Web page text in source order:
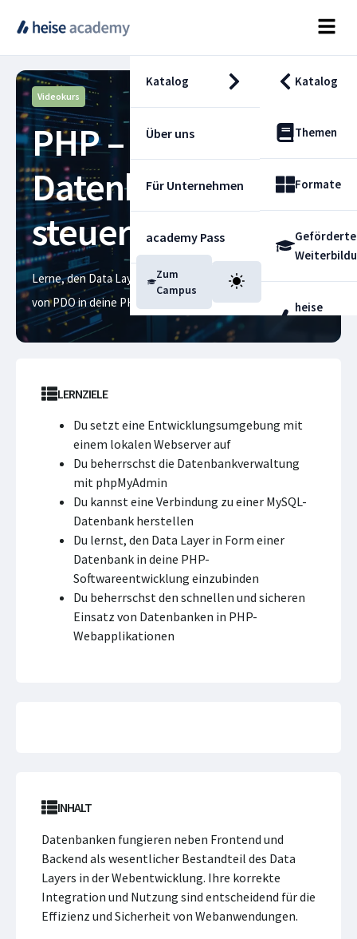
Katalog Katalog
Themen
Formate
Geförderte
heise
Über uns
Für Unternehmen
academy Pass
Blog
Zum
Campus
Videokurs
PHP –
Datenbanken
steuern mit PDO
Lerne, den Data Layer in Form einer Datenbank mithilfe
von PDO in deine PHP-Webanwendung zu integrieren
LERNZIELE
Du setzt eine Entwicklungsumgebung mit
einem lokalen Webserver auf
Du beherrschst die Datenbankverwaltung
mit phpMyAdmin
Du kannst eine Verbindung zu einer MySQL-
Datenbank herstellen
Du lernst, den Data Layer in Form einer
Datenbank in deine PHP-
Softwareentwicklung einzubinden
Du beherrschst den schnellen und sicheren
Einsatz von Datenbanken in PHP-
Webapplikationen
INHALT
Datenbanken fungieren neben Frontend und
Backend als wesentlicher Bestandteil des Data
Layers in der Webentwicklung. Ihre korrekte
Integration und Nutzung sind entscheidend für die
Effizienz und Sicherheit von Webanwendungen.